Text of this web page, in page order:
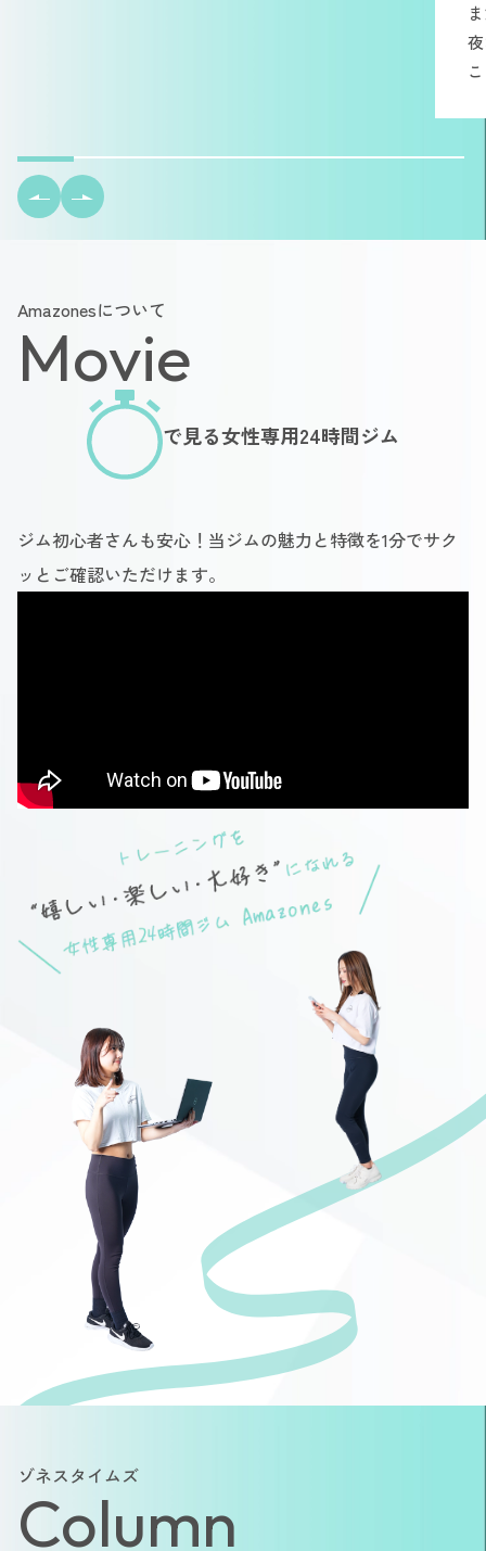
Amazonesについて
Movie
で見る女性専用24時間ジム
ジム初心者さんも安心！当ジムの魅力と特徴を1分でサク
ッとご確認いただけます。
ゾネスタイムズ
Column